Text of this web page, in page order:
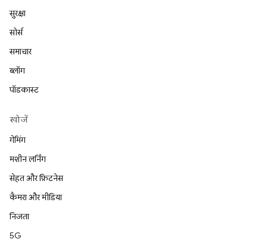
सुरक्षा
सोर्स
समाचार
ब्लॉग
पॉडकास्ट
खोजें
गेमिंग
मशीन लर्निंग
सेहत और फ़िटनेस
कैमरा और मीडिया
निजता
5G